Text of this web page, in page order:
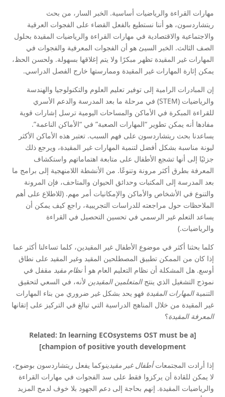
مهارات القراءة والرياضيات أساسية. الخبر السار، من بحث
ريتشاردسون، هو أننا نستطيع بالفعل القضاء على الفجوات العرقية
والاجتماعية والاقتصادية في مهارات القراءة والرياضيات المقيدة بحلول
الصف الثالث. الخبر السيئ هو أن الفجوات المعرفية والفجوات في
المهارات غير المقيدة تظهر مبكرًا ولا يتم إغلاقها بسهولة. ولحسن الحظ،
يمكن إثارة المهارات غير المقيدة وممارستها خارج الفصل الدراسي.
إن المبادرات الرامية إلى توفير تعليم العلوم والتكنولوجيا والهندسة
والرياضيات (STEM) في مرحلة ما بعد المدرسة والدعم الأسري
للقراءة المبكرة في الأماكن والمساحات اليومية ترسل إشارات قوية
مفادها أنه يمكن تطوير “المهارات الصعبة” في “الأماكن الناعمة”.
يساعدنا بحث ريتشاردسون على فهم السبب. تعتبر هذه الأماكن الأكثر
ليونة مناسبة بشكل أفضل لتنمية المهارات غير المقيدة، ويرجع ذلك
جزئيًا إلى أنها تشجع الأطفال على متابعة اهتماماتهم واستكشاف
المعرفة بطرق أكثر مرونة وتنوعًا. من الأنشطة اللامنهجية إلى برامج ما
بعد المدرسة إلى المكتبات وحدائق الحيوان والمتاحف، فإن المرونة
والتنوع في الأشخاص والأماكن والإمكانيات أمر مهم. (للاطلاع على أهم
الملاحظات حول مراجعته للدراسات التجريبية، راجع كيف يمكن أن
يساعد التعلم غير الرسمي في تحسين التحصيل في القراءة
والرياضيات.)
كلما بحثنا أكثر في موضوع الأطفال غير المقيدين، كلما تساءلنا أكثر عما
إذا كان من الممكن تطبيق المصطلحين المقيد وغير المقيد على نطاق
أوسع. هل المشكلة أن نظام التعليم العام هو أ نظام مقيد مقفل في
نموذج التشغيل الذي ينتجالمتعلمين المقيدين لأنه، في السعي لتحقيق
التنميةالمهارات المقيدة فهو يحد بشكل غير ضروري من بناء المهارات
غير المقيدة من خلال المناهج الدراسية التي تبالغ في التركيز على إتقانها
المعرفة المقيدة؟
[Related: In learning ECOsystems OST must be a
champion of positive youth development]
إذا أرادت المجتمعاتأطفال غير مقيدينوكما يفعل ريتشاردسون بوضوح،
لا يمكن للقادة أن يركزوا فقط على سد الفجوات في مهارات القراءة
والرياضيات المقيدة. إنهم بحاجة إلى دعم الجهود بلا خوف لدمج المزيد